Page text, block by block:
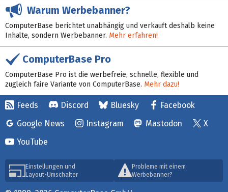
Warum Werbebanner?
ComputerBase berichtet unabhängig und verkauft deshalb keine
Inhalte, sondern Werbebanner. Mehr erfahren!
ComputerBase Pro
ComputerBase Pro ist die werbefreie, schnelle, flexible und
zugleich faire Variante von ComputerBase. Mehr dazu!
Feeds Discord Bluesky
Facebook
Google News
Instagram Mastodon
X
YouTube
Einstellungen und
Layout-Umschalter
Probleme mit einem
Werbebanner?